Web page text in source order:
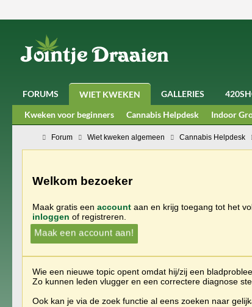
FORUMS WIET KWEKEN GALLERIES
Kweken voor beginners
Cannabis Helpdesk Indoor
Forum Wiet kweken algemeen Cannabis Helpdesk
Welkom bezoeker
Maak gratis een account aan en krijg toegang tot het
inloggen of registreren.
Maak een account aan!
Wie een nieuwe topic opent omdat hij/zij een
Zo kunnen leden vlugger en een correctere diagnose
Ook kan je via de zoek functie al eens zoeken naar